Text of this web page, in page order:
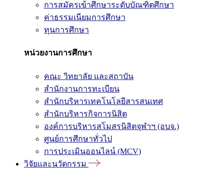
การสมัครเข้าศึกษาระดับบัณฑิตศึกษา
ค่าธรรมเนียมการศึกษา
ทุนการศึกษา
หน่วยงานการศึกษา
คณะ วิทยาลัย และสถาบัน
สำนักงานการทะเบียน
สำนักบริหารเทคโนโลยีสารสนเทศ
สำนักบริหารกิจการนิสิต
องค์การบริหารสโมสรนิสิตจุฬาฯ (อบจ.)
ศูนย์การศึกษาทั่วไป
การประเมินออนไลน์ (MCV)
วิจัยและนวัตกรรม